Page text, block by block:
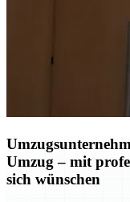
Umzug – mit
sich wünschen